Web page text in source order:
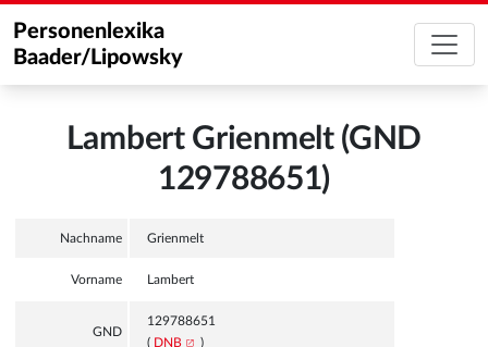
Personenlexika
Baader/Lipowsky
Lambert Grienmelt (GND
129788651)
Nachname Grienmelt
Vorname Lambert
GND
129788651
( DNB )